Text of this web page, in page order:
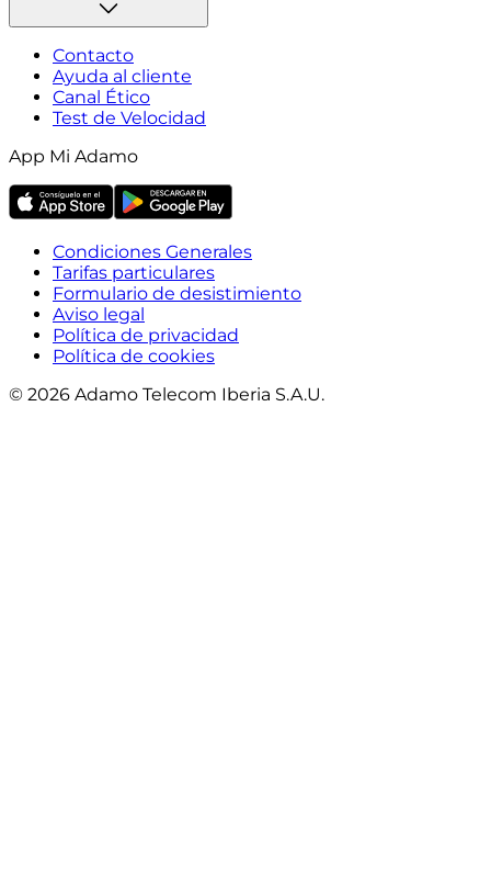
Contacto
Ayuda al cliente
Canal Ético
Test de Velocidad
App Mi Adamo
Condiciones Generales
Tarifas particulares
Formulario de desistimiento
Aviso legal
Política de privacidad
Política de cookies
© 2026 Adamo Telecom Iberia S.A.U.